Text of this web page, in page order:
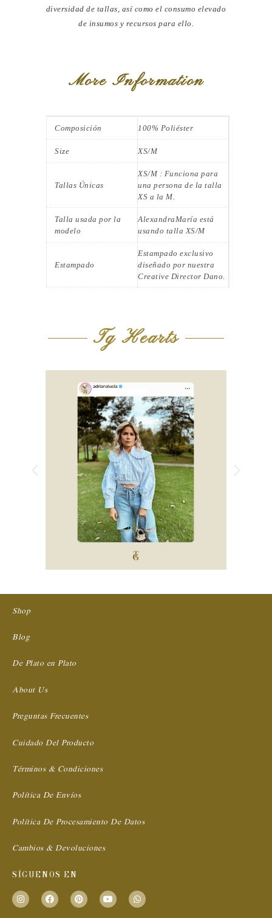
diversidad de tallas, así como el consumo elevado
de insumos y recursos para ello.
More Information
Composición 100% Poliéster
Size XS/M
Tallas Únicas
XS/M : Funciona para
una persona de la talla
XS a la M.
Talla usada por la
modelo
AlexandraMaría está
usando talla XS/M
Estampado
Estampado exclusivo
diseñado por nuestra
Creative Director Dano.
Tg Hearts
Anterior
Shop
Blog
De Plato en Plato
About Us
Preguntas Frecuentes
Cuidado Del Producto
Términos & Condiciones
Política De Envíos
Política De Procesamiento De Datos
Cambios & Devoluciones
SÍGUENOS EN
I
n
F
a
P
i
Y
o
W
h